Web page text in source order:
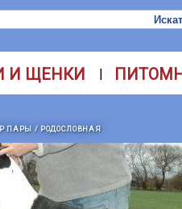
И ЩЕНКИ |
ПАРЫ / РОДОСЛОВНАЯ